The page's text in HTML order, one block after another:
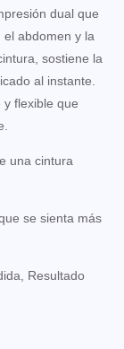
dual que
abdomen y la
sostiene la
al instante.
y flexible que
una cintura
se sienta más
Resultado